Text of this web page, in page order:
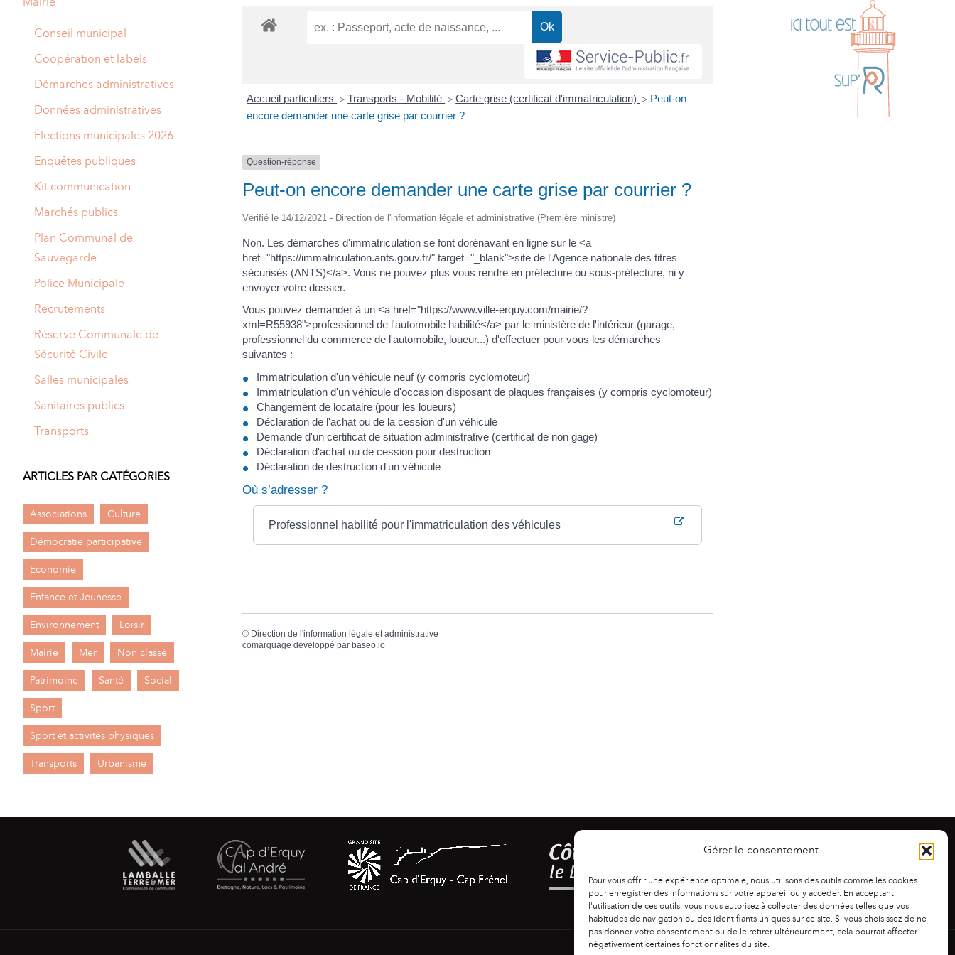
Gérer le consentement
Pour vous offrir une expérience optimale, nous utilisons des outils comme les cookies
pour enregistrer des informations sur votre appareil ou y accéder. En acceptant
l'utilisation de ces outils, vous nous autorisez à collecter des données telles que vos
habitudes de navigation ou des identifiants uniques sur ce site. Si vous choisissez de ne
pas donner votre consentement ou de le retirer ultérieurement, cela pourrait affecter
négativement certaines fonctionnalités du site.
Accueil particuliers > Transports - Mobilité > Carte grise (certificat d'immatriculation) > Peut-on
encore demander une carte grise par courrier ?
Question-réponse
Peut-on encore demander une carte grise par courrier ?
Vérifié le 14/12/2021 - Direction de l'information légale et administrative (Première ministre)
Non. Les démarches d'immatriculation se font dorénavant en ligne sur le <a
href="https://immatriculation.ants.gouv.fr/" target="_blank">site de l'Agence nationale des titres
sécurisés (ANTS)</a>. Vous ne pouvez plus vous rendre en préfecture ou sous-préfecture, ni y
envoyer votre dossier.
Vous pouvez demander à un <a href="https://www.ville-erquy.com/mairie/?
xml=R55938">professionnel de l'automobile habilité</a> par le ministère de l'intérieur (garage,
professionnel du commerce de l'automobile, loueur...) d'effectuer pour vous les démarches
suivantes :
Immatriculation d'un véhicule neuf (y compris cyclomoteur)
Immatriculation d'un véhicule d'occasion disposant de plaques françaises (y compris cyclomoteur)
Changement de locataire (pour les loueurs)
Déclaration de l'achat ou de la cession d'un véhicule
Demande d'un certificat de situation administrative (certificat de non gage)
Déclaration d'achat ou de cession pour destruction
Déclaration de destruction d'un véhicule
Où s’adresser ?
Professionnel habilité pour l'immatriculation des véhicules
© Direction de l'information légale et administrative
comarquage developpé par baseo.io
Conseil municipal
Coopération et labels
Démarches administratives
Données administratives
Élections municipales 2026
Enquêtes publiques
Kit communication
Marchés publics
Plan Communal de
Sauvegarde
Police Municipale
Recrutements
Réserve Communale de
Sécurité Civile
Salles municipales
Sanitaires publics
Transports
ARTICLES PAR CATÉGORIES
Associations Culture
Démocratie participative
Economie
Enfance et Jeunesse
Environnement Loisir
Mairie Mer Non classé
Patrimoine Santé Social
Sport
Sport et activités physiques
Transports Urbanisme